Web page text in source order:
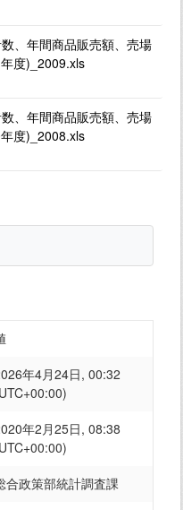
、年間商品販売額、売場
度)_2009.xls
、年間商品販売額、売場
度)_2008.xls
年4月24日, 00:32
年2月25日, 08:38
合政策部統計調査課